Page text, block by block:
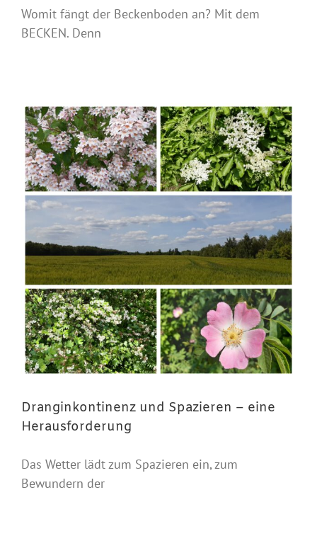
Womit fängt der Beckenboden an? Mit dem
BECKEN. Denn
Dranginkontinenz und Spazieren – eine
Herausforderung
Das Wetter lädt zum Spazieren ein, zum
Bewundern der